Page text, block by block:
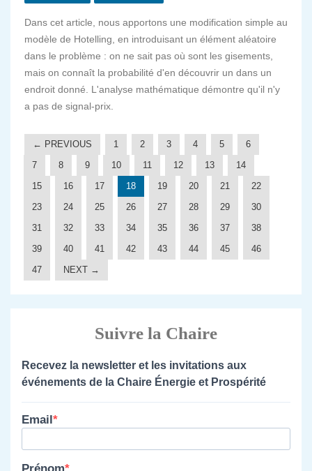
Dans cet article, nous apportons une modification simple au
modèle de Hotelling, en introduisant un élément aléatoire
dans le problème : on ne sait pas où sont les gisements,
mais on connaît la probabilité d'en découvrir un dans un
endroit donné. L'analyse mathématique démontre qu'il n'y
a pas de signal-prix.
← PREVIOUS 1 2 3 4 5
6
7
8 9 10 11 12 13
14
15
16 17 18 19 20 21
22
23
24 25 26 27 28 29
30
31
32 33 34 35 36 37
38
39
40 41 42 43 44 45
46
47
NEXT →
Suivre la Chaire
Recevez la newsletter et les invitations aux
événements de la Chaire Énergie et Prospérité
Email